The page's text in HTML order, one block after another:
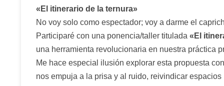
«El itinerario de la ternura»
No voy solo como espectador; voy a darme el
Participaré con una ponencia/taller titulada «El
una herramienta revolucionaria en nuestra práctica
Me hace especial ilusión explorar esta propuesta
nos empuja a la prisa y al ruido, reivindicar